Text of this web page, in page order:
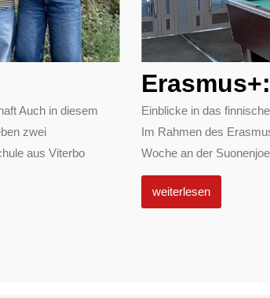
Auch in diesem
zwei
aus Viterbo
Einblicke in das
Im Rahmen des
Woche an der
weiterlesen